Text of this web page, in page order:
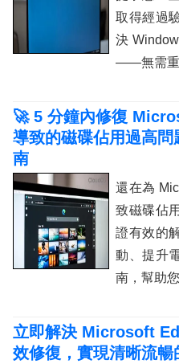
取得經過
決
——無需重
🚀 5 分鐘內修復
導致的磁碟佔用過高
南
還在為
致磁碟佔
證有效的
動、提升
南，幫助
立即解決 Microsoft
效修復，實現清晰流暢